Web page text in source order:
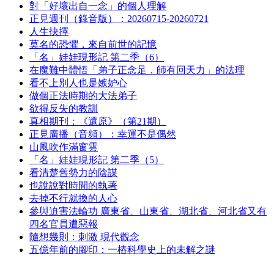
對「好壞出自一念」的個人理解
正見週刊（錄音版）：20260715-20260721
人生抉擇
莫名的恐懼，來自前世的記憶
「名」娃娃現形記 第二季（6）
在魔難中體悟「弟子正念足，師有回天力」的法理
看不上別人也是嫉妒心
做個正法時期的大法弟子
欲得反失的教訓
真相期刊：《還原》（第21期）
正見廣播（音頻）：幸運不是偶然
山風吹作滿窗雲
「名」娃娃現形記 第二季（5）
看清楚舊勢力的陰謀
也說說對時間的執著
去掉不行就換的人心
參與迫害法輪功 廣東省、山東省、湖北省、河北省又有
四名官員遭惡報
隨想幾則：刺激 現代觀念
五億年前的腳印：一樁科學史上的未解之謎